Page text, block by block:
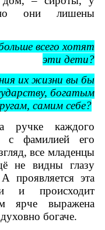
они лишены
всего хотят
эти дети?
их жизни вы бы
богатым
самим себе?
ручке каждого
с фамилией его
все младенцы
не видны глазу
проявляется эта
и происходит
ярче выражена
богаче.